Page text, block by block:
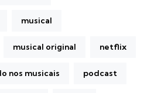
musical
musical original netflix
nos musicais podcast